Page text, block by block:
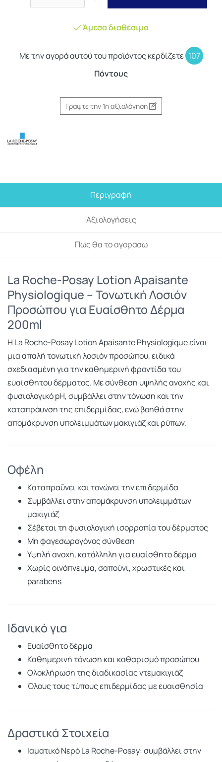
Άμεσα διαθέσιμο
Με την αγορά αυτού του προϊόντος κερδίζετε 107
Πόντους
Γράψτε την 1η αξιολόγηση
Περιγραφή
Αξιολογήσεις
Πως θα το αγοράσω
La Roche-Posay Lotion Apaisante
Physiologique – Τονωτική Λοσιόν
Προσώπου για Ευαίσθητο Δέρμα
200ml
Η La Roche-Posay Lotion Apaisante Physiologique είναι
μια απαλή τονωτική λοσιόν προσώπου, ειδικά
σχεδιασμένη για την καθημερινή φροντίδα του
ευαίσθητου δέρματος. Με σύνθεση υψηλής ανοχής και
φυσιολογικό pH, συμβάλλει στην τόνωση και την
καταπράυνση της επιδερμίδας, ενώ βοηθά στην
απομάκρυνση υπολειμμάτων μακιγιάζ και ρύπων.
Οφέλη
Καταπραΰνει και τονώνει την επιδερμίδα
Συμβάλλει στην απομάκρυνση υπολειμμάτων
μακιγιάζ
Σέβεται τη φυσιολογική ισορροπία του δέρματος
Μη φαγεσωρογόνος σύνθεση
Υψηλή ανοχή, κατάλληλη για ευαίσθητο δέρμα
Χωρίς οινόπνευμα, σαπούνι, χρωστικές και
parabens
Ιδανικό για
Ευαίσθητο δέρμα
Καθημερινή τόνωση και καθαρισμό προσώπου
Ολοκλήρωση της διαδικασίας ντεμακιγιάζ
Όλους τους τύπους επιδερμίδας με ευαισθησία
Δραστικά Στοιχεία
Ιαματικό Νερό La Roche-Posay: συμβάλλει στην